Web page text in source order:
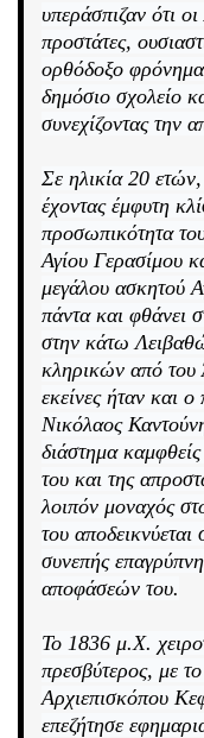
υπεράσπιζαν ότι
προστάτες,
ορθόδοξο
δημόσιο σχολείο
συνεχίζοντας την
Σε ηλικία 20
έχοντας έμφυτη
προσωπικότητα
Αγίου Γερασίμου
μεγάλου ασκητού
πάντα και φθάνει
στην κάτω
κληρικών από του
εκείνες ήταν και
Νικόλαος
διάστημα
του και της
λοιπόν μοναχός
του
συνεπής
αποφάσεών του.
Το 1836 μ.Χ.
πρεσβύτερος, με
Αρχιεπισκόπου
επεζήτησε